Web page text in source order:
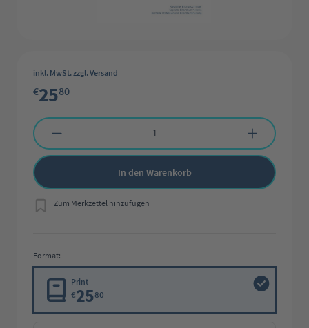
inkl. MwSt. zzgl. Versand
€2580
Produkt Anzahl: Gib den gewünschten Wert ein oder benutze die
In den Warenkorb
Zum Merkzettel hinzufügen
Format:
Print
€2580